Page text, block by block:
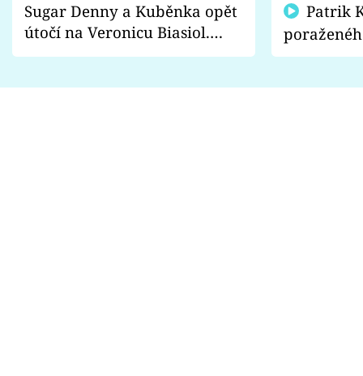
Sugar Denny a Kuběnka opět
útočí na Veronicu Biasiol.
Proč je podle nich falešná a
fanoušci